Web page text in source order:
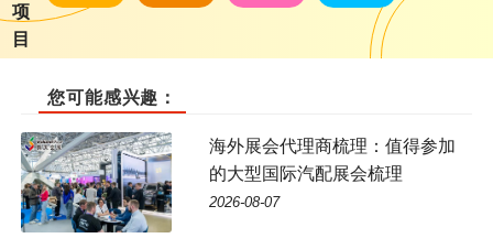
项
目
您可能感兴趣：
海外展会代理商梳理：值得参加
的大型国际汽配展会梳理
2026-08-07